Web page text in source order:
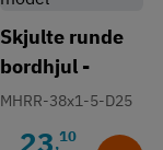
Skjulte runde
bordhjul -
Ipresning - Lav
MHRR-38x1-5-D25
23,10